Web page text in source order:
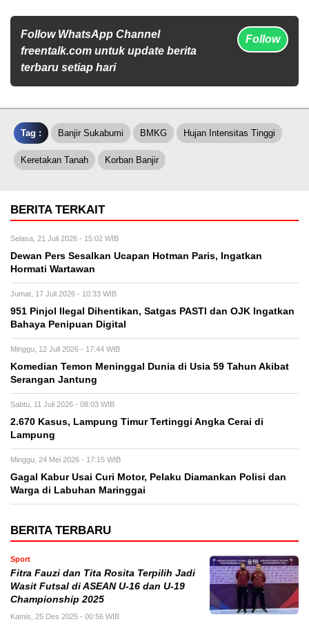
Follow WhatsApp Channel
freentalk.com untuk update berita
terbaru setiap hari
Follow
Tag : Banjir Sukabumi BMKG Hujan Intensitas Tinggi
Keretakan Tanah Korban Banjir
BERITA TERKAIT
Selasa, 21 Juli 2026 - 15:02 WIB
Dewan Pers Sesalkan Ucapan Hotman Paris, Ingatkan
Hormati Wartawan
Jumat, 17 Juli 2026 - 10:33 WIB
951 Pinjol Ilegal Dihentikan, Satgas PASTI dan OJK Ingatkan
Bahaya Penipuan Digital
Minggu, 12 Juli 2026 - 17:44 WIB
Komedian Temon Meninggal Dunia di Usia 59 Tahun Akibat
Serangan Jantung
Sabtu, 11 Juli 2026 - 08:03 WIB
2.670 Kasus, Lampung Timur Tertinggi Angka Cerai di
Lampung
Minggu, 24 Mei 2026 - 17:15 WIB
Gagal Kabur Usai Curi Motor, Pelaku Diamankan Polisi dan
Warga di Labuhan Maringgai
BERITA TERBARU
Sport
Fitra Fauzi dan Tita Rosita Terpilih Jadi
Wasit Futsal di ASEAN U-16 dan U-19
Championship 2025
Kamis, 25 Des 2025 - 00:56 WIB